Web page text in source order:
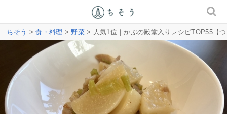
ちそう >食・料理 >野菜> 人気1位｜かぶの殿堂入りレシピTOP55【